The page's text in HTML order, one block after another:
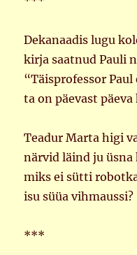
Dekanaadis lugu
kirja saatnud Pauli
“Täisprofessor Paul
ta on päevast
Teadur Marta higi
närvid läind ju üsna
miks ei sütti
isu süüa vihmaussi?
***